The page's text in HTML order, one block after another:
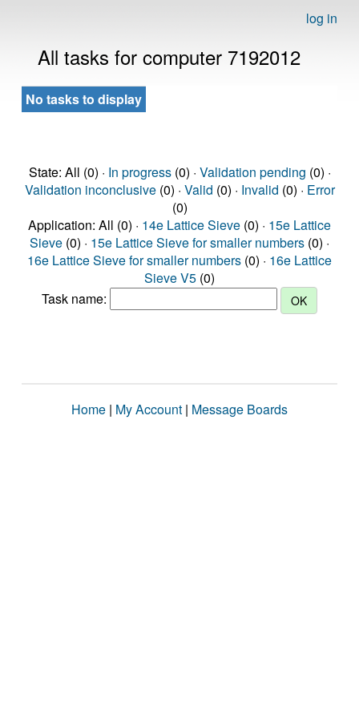
log in
All tasks for computer 7192012
No tasks to display
State: All (0) · In progress(0) · Validation pending (0) ·
Validation inconclusive(0) · Valid (0) · Invalid (0) · Error
(0)
Application: All (0) · 14e Lattice Sieve (0) · 15e Lattice
Sieve (0) · 15e Lattice Sieve for smaller numbers (0) ·
16e Lattice Sieve for smaller numbers (0) · 16e Lattice
Sieve V5 (0)
Task name:
Home | My Account | Message Boards